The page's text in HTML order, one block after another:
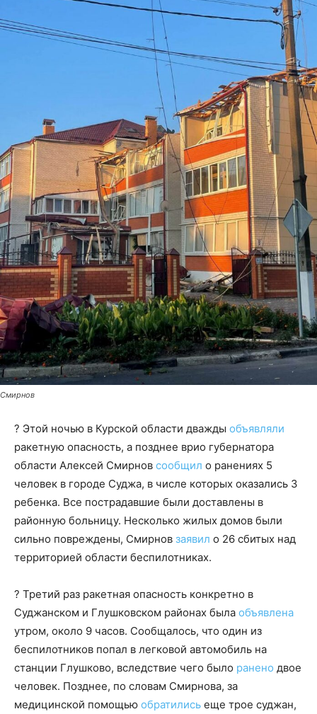
Смирнов
? Этой ночью в Курской области дважды объявляли
ракетную опасность, а позднее врио губернатора
области Алексей Смирнов сообщил о ранениях 5
человек в городе Суджа, в числе которых оказались 3
ребенка. Все пострадавшие были доставлены в
районную больницу. Несколько жилых домов были
сильно повреждены, Смирнов заявил о 26 сбитых над
территорией области беспилотниках.
? Третий раз ракетная опасность конкретно в
Суджанском и Глушковском районах была объявлена
утром, около 9 часов. Сообщалось, что один из
беспилотников попал в легковой автомобиль на
станции Глушково, вследствие чего было ранено двое
человек. Позднее, по словам Смирнова, за
медицинской помощью обратились еще трое суджан,